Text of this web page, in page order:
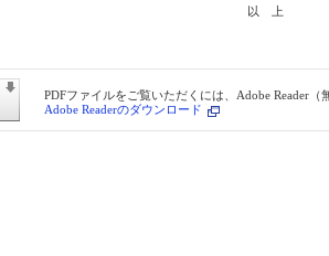
上
PDFファイルをご覧いただくには、Adobe Reader（
Adobe Readerのダウンロード